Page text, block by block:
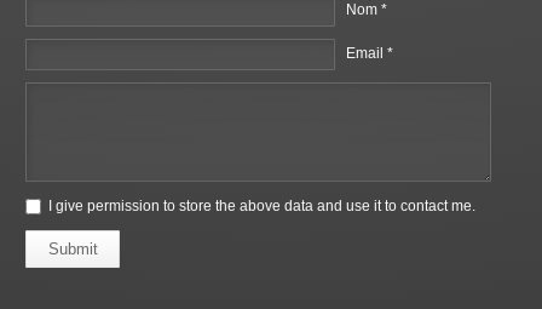
Nom *
Email *
I give permission to store the above data and use it to contact me.
Submit